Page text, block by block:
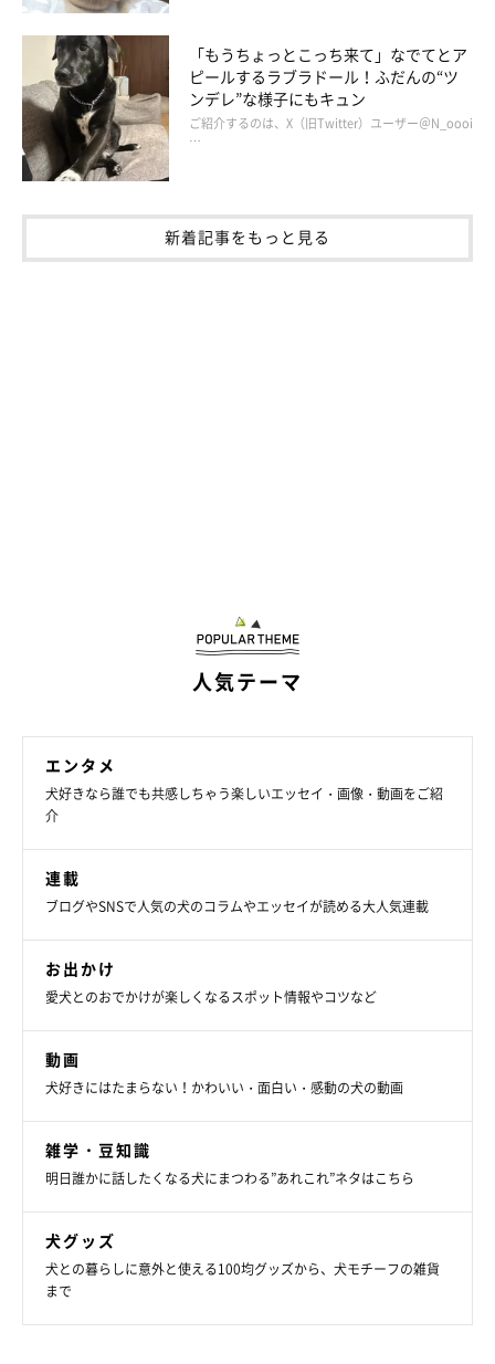
前回も犬は初めての場所に来ると喜ぶと書いたが、仮に犬が知ら
ないところへひとり（１頭）で行ったとしても、不安だらけなん
だと思う。でも私ら夫婦と一緒だったら、安心できるし、それが
嬉しいんだろう。そう思うとかわいいやつらだなと改めて思う。
１時間ほど歩いて、ちょっと休憩して帰宅した。夕食を食べる私
たちの隣で、大福は満ち足りた顔で寝落ちしていた。ほどよく疲
らと一緒で良かったと思った。
プロフィール
穴澤 賢(あなざわ まさる)
「もうちょっとこっち来て」なでてとア
ピールするラブラドール！ふだんの“ツ
ンデレ”な様子にもキュン
ご紹介するのは、X（旧Twitter）ユーザー＠N_oooi
…
新着記事をもっと見る
人気テーマ
エンタメ
犬好きなら誰でも共感しちゃう楽しいエッセイ・画像・動画をご紹
介
連載
ブログやSNSで人気の犬のコラムやエッセイが読める大人気連載
お出かけ
愛犬とのおでかけが楽しくなるスポット情報やコツなど
動画
犬好きにはたまらない！かわいい・面白い・感動の犬の動画
雑学・豆知識
明日誰かに話したくなる犬にまつわる”あれこれ”ネタはこちら
犬グッズ
犬との暮らしに意外と使える100均グッズから、犬モチーフの雑貨
まで